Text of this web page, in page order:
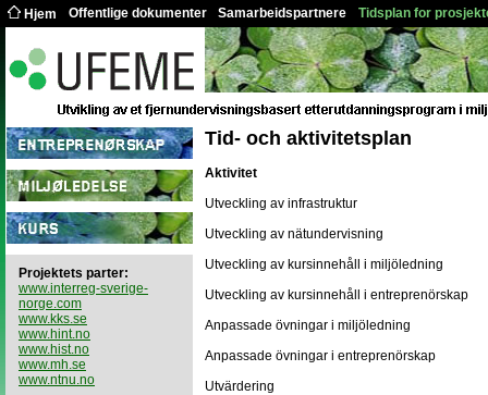
Hjem Offentlige dokumenter Samarbeidspartnere Tidsplan for
Projektets parter:
www.interreg-sverige-
norge.com
www.kks.se
www.hint.no
www.hist.no
www.mh.se
www.ntnu.no
Tid- och aktivitetsplan
Aktivitet
Utveckling av infrastruktur
Utveckling av nätundervisning
Utveckling av kursinnehåll i miljöledning
Utveckling av kursinnehåll i entreprenörskap
Anpassade övningar i miljöledning
Anpassade övningar i entreprenörskap
Utvärdering